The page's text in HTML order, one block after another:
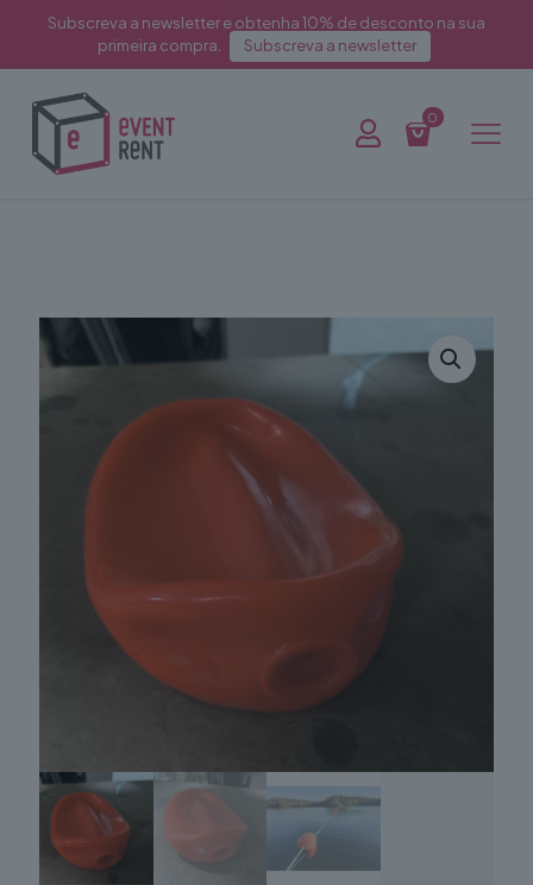
Subscreva a newsletter e obtenha 10% de desconto na sua
primeira compra.
Subscreva a newsletter
0